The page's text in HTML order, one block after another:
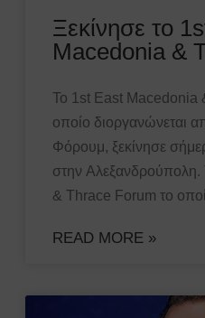
Ξεκίνησε το
Macedonia &
Το 1st East Macedonia
οποίο διοργανώνεται
Φόρουμ, ξεκίνησε
στην
& Thrace Forum το
READ MORE »